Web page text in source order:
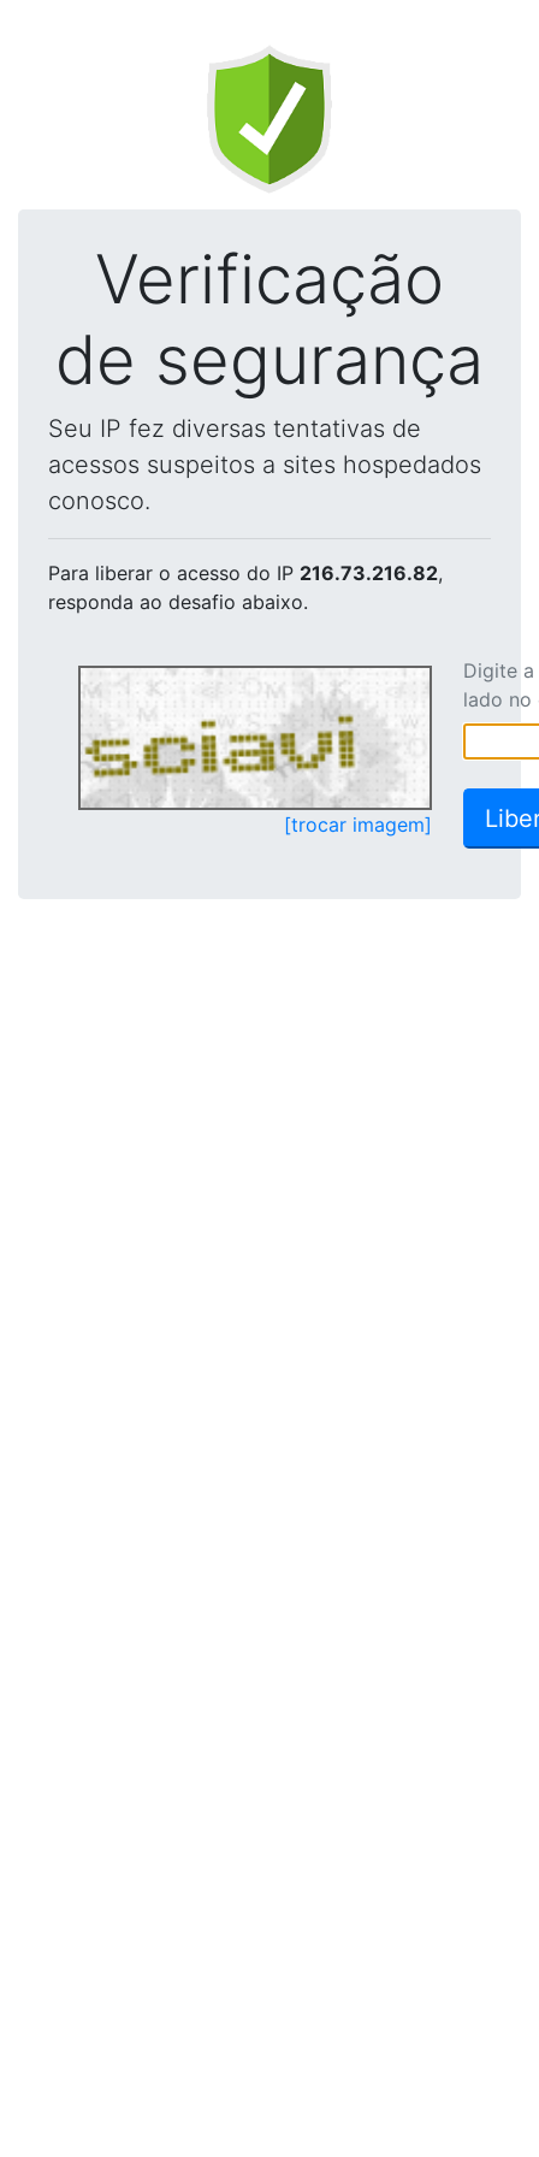
Verificação
de segurança
Seu IP fez diversas tentativas de
acessos suspeitos a sites hospedados
conosco.
Para liberar o acesso do IP 216.73.216.82,
responda ao desafio abaixo.
[trocar imagem]
Digite
lado no